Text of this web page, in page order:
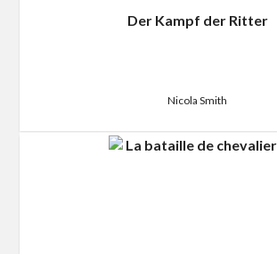
Der Kampf der Ritter
Nicola Smith